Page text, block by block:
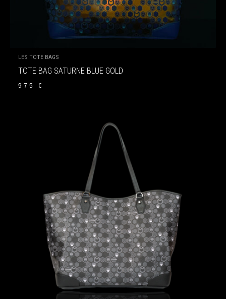
LES TOTE BAGS
TOTE BAG SATURNE BLUE GOLD
975€